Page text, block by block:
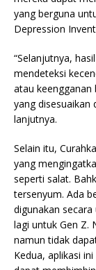
yang berguna
Depression
“Selanjutnya,
mendeteksi
atau keengganan
yang disesuaikan
lanjutnya.
Selain itu,
yang
seperti salat.
tersenyum. Ada
digunakan
lagi untuk Gen Z.
namun tidak
Kedua, aplikasi